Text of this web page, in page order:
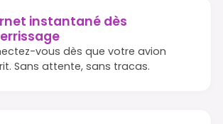
instantané dès
vous dès que votre avion
Sans attente, sans tracas.